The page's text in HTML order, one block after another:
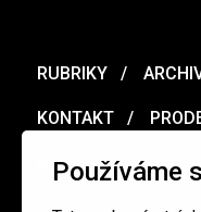
Používáme
RUBRIKY
KONTAKT
MERCH